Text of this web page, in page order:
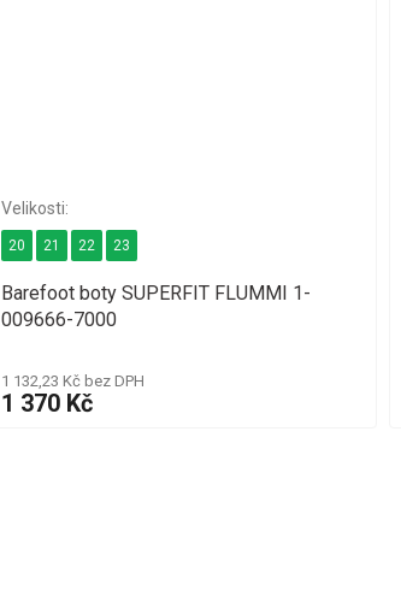
Barefoot boty SUPERFIT FLUMMI 1-
009666-7000
1 132,23 Kč bez DPH
1 370 Kč
20 21 22 23